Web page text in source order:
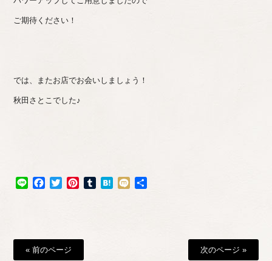
ご期待ください！
では、またお店でお会いしましょう！
秋田さとこでした♪
Line Facebook
TwitterPinterestTumblrHatena
Mixi
« 前のページ 次のページ »